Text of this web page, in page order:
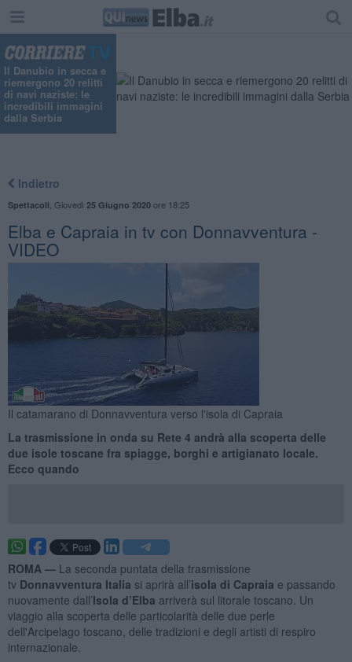
Il Danubio in secca e
riemergono 20 relitti
di navi naziste: le
incredibili immagini
dalla Serbia
Indietro
Spettacoli Giovedì 25 Giugno 2020ore 18:25
Elba e Capraia in tv con Donnavventura -
VIDEO
Il catamarano di Donnavventura verso l'isola di Capraia
La trasmissione in onda su Rete 4 andrà alla scoperta delle
due isole toscane fra spiagge, borghi e artigianato locale.
Ecco quando
ROMA — La seconda puntata della trasmissione
tv Donnavventura Italia si aprirà all’isola di Capraia e passando
nuovamente dall’Isola d’Elba arriverà sul litorale toscano. Un
viaggio alla scoperta delle particolarità delle due perle
dell'Arcipelago toscano, delle tradizioni e degli artisti di respiro
internazionale.